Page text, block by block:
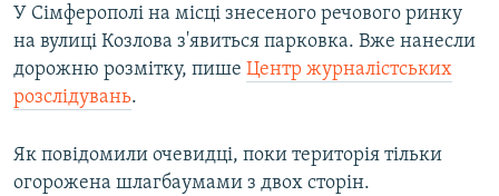
Усі сайти RFE/RL
У Сімферополі на місці знесеного речового ринку
на вулиці Козлова з'явиться парковка. Вже нанесли
дорожню розмітку, пише Центр журналістських
розслідувань.
Як повідомили очевидці, поки територія тільки
огорожена шлагбаумами з двох сторін.